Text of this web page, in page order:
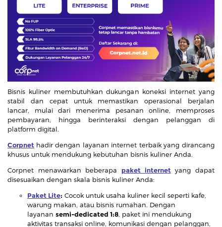
Bisnis kuliner membutuhkan dukungan koneksi internet yang
stabil dan cepat untuk memastikan operasional berjalan
lancar, mulai dari menerima pesanan online, memproses
pembayaran, hingga berinteraksi dengan pelanggan di
platform digital.
Corpnet hadir dengan layanan internet terbaik yang dirancang
khusus untuk mendukung kebutuhan bisnis kuliner Anda.
Corpnet menawarkan beberapa paket internetyang dapat
disesuaikan dengan skala bisnis kuliner Anda:
Paket Lite: Cocok untuk usaha kuliner kecil seperti kafe,
warung makan, atau bisnis rumahan. Dengan
layanan semi-dedicated 1:8, paket ini mendukung
aktivitas transaksi online, komunikasi dengan pelanggan,